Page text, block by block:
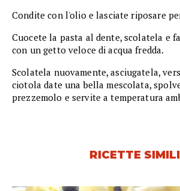
Condite con l'olio e lasciate riposare
Cuocete la pasta al dente, scolatela e
con un getto veloce di acqua fredda.
Scolatela nuovamente, asciugatela,
ciotola date una bella mescolata,
prezzemolo e servite a temperatura
RICETTE SIMILI